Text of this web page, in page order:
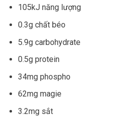
105kJ năng lượng
0.3g chất béo
5.9g carbohydrate
0.5g protein
34mg phospho
62mg magie
3.2mg sắt